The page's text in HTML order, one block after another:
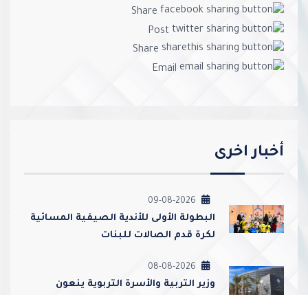
Share
Post
Share
Email
أخبار اخرى
09-08-2026
‏البطولة الأولى للأندية الصيفية المسائية
لكرة قدم الصالات للبنات
08-08-2026
وزير التربية والأسرة التربوية ينعون